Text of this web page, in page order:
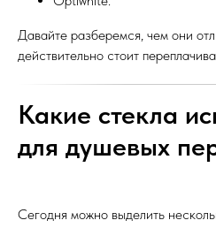
Давайте разберемся, чем они
действительно стоит
Какие стекла
для душевых
Сегодня можно выделить